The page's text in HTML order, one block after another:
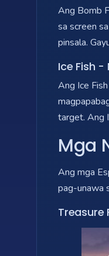
Ang Bomb
sa screen
pinsala.
Ice Fish -
Ang Ice
target. Ang
Mga
Ang mga
pag-unawa